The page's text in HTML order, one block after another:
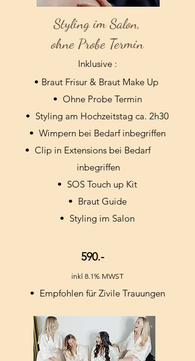
Styling im Salon,
ohne Probe Termin
Inklusive :
•⁠ Braut Frisur & Braut Make Up
•⁠ Ohne Probe Termin
•⁠ ⁠Styling am Hochzeitstag ca. 2h30
•⁠ ⁠Wimpern bei Bedarf inbegriffen
•⁠ ⁠Clip in Extensions bei Bedarf
inbegriffen
•⁠ ⁠SOS Touch up Kit
•⁠ ⁠Braut Guide
•⁠ ⁠Styling im Salon
590.-
inkl 8.1% MWST
•⁠ ⁠Empfohlen für Zivile Trauungen